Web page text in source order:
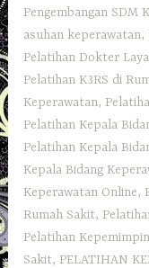
Pengembangan SDM
asuhan keperawatan,
Pelatihan Dokter
Pelatihan K3RS di
Keperawatan,
Pelatihan Kepala
Pelatihan Kepala
Kepala Bidang
Keperawatan Online,
Rumah Sakit,
Pelatihan
Sakit, PELATIHAN